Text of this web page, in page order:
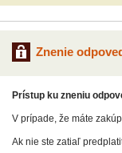
Znenie
Prístup ku zneniu
V prípade, že máte
Ak nie ste zatiaľ